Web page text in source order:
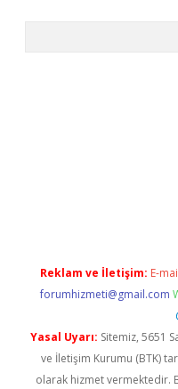
Reklam ve İletişim: E-
forumhizmeti@gmail.com
Yasal Uyarı: Sitemiz, 5651
ve İletişim Kurumu (BTK)
olarak hizmet vermektedir.